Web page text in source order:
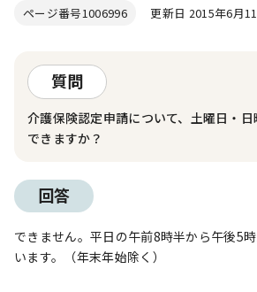
ページ番号1006996 更新日 2015年6月
質問
介護保険認定申請について、土曜日・
できますか？
回答
できません。平日の午前8時半から午後5
います。（年末年始除く）